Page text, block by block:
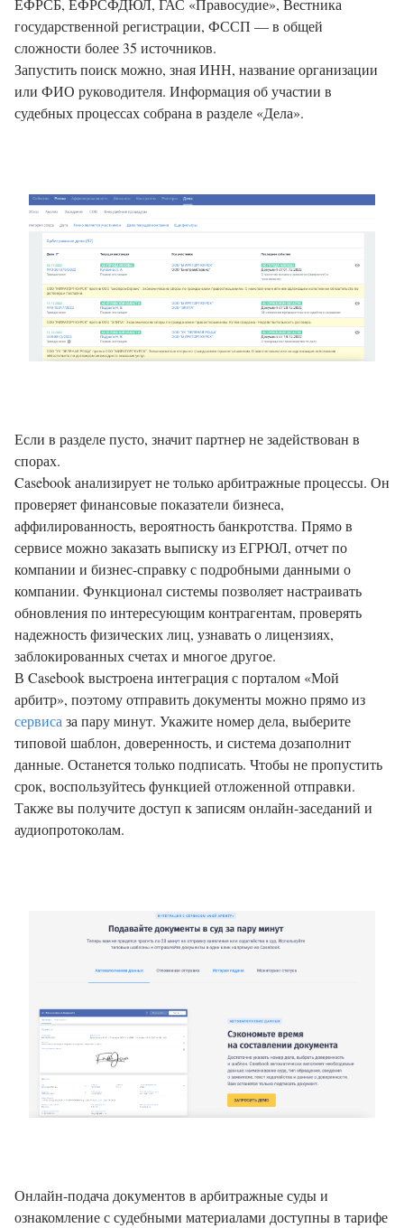
государственной регистрации, ФССП — в общей
сложности более 35 источников.
Запустить поиск можно, зная ИНН, название организации
или ФИО руководителя. Информация об участии в
судебных процессах собрана в разделе «Дела».
Если в разделе пусто, значит партнер не задействован в
спорах.
Casebook анализирует не только арбитражные процессы. Он
проверяет финансовые показатели бизнеса,
аффилированность, вероятность банкротства. Прямо в
сервисе можно заказать выписку из ЕГРЮЛ, отчет по
компании и бизнес-справку с подробными данными о
компании. Функционал системы позволяет настраивать
обновления по интересующим контрагентам, проверять
надежность физических лиц, узнавать о лицензиях,
заблокированных счетах и многое другое.
В Casebook выстроена интеграция с порталом «Мой
арбитр», поэтому отправить документы можно прямо из
сервиса за пару минут. Укажите номер дела, выберите
типовой шаблон, доверенность, и система дозаполнит
данные. Останется только подписать. Чтобы не пропустить
срок, воспользуйтесь функцией отложенной отправки.
Также вы получите доступ к записям онлайн-заседаний и
аудиопротоколам.
Онлайн-подача документов в арбитражные суды и
ознакомление с судебными материалами доступны в тарифе